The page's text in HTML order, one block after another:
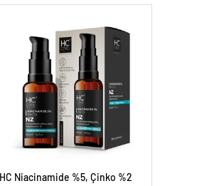
HC Niacinamide %5, Çinko %2